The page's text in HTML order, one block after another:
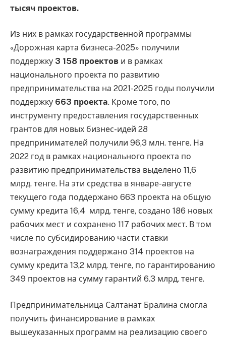
тысяч проектов.
Из них в рамках государственной программы
«Дорожная карта бизнеса-2025» получили
поддержку 3 158 проектов и в рамках
национального проекта по развитию
предпринимательства на 2021-2025 годы получили
поддержку 663 проекта. Кроме того, по
инструменту предоставления государственных
грантов для новых бизнес-идей 28
предпринимателей получили 96,3 млн. тенге. На
2022 год в рамках национального проекта по
развитию предпринимательства выделено 11,6
млрд. тенге. На эти средства в январе-августе
текущего года поддержано 663 проекта на общую
сумму кредита 16,4 млрд. тенге, создано 186 новых
рабочих мест и сохранено 117 рабочих мест. В том
числе по субсидированию части ставки
вознаграждения поддержано 314 проектов на
сумму кредита 13,2 млрд. тенге, по гарантированию
349 проектов на сумму гарантий 6.3 млрд. тенге.
Предпринимательница Салтанат Бралина смогла
получить финансирование в рамках
вышеуказанных программ на реализацию своего